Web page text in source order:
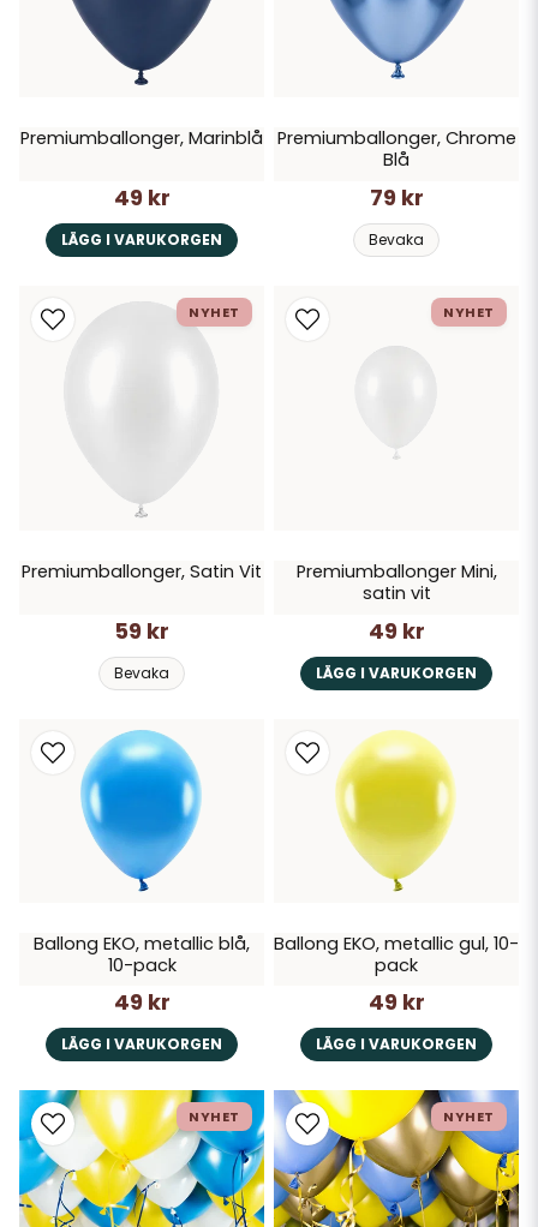
Premiumballonger, Marinblå
49 kr
LÄGG I VARUKORGEN
Premiumballonger, Chrome
Blå
79 kr
Bevaka
Premiumballonger, Satin Vit
59 kr
Bevaka
NYHET
Premiumballonger Mini,
satin vit
49 kr
LÄGG I VARUKORGEN
NYHET
Ballong EKO, metallic blå,
10-pack
49 kr
LÄGG I VARUKORGEN
Ballong EKO, metallic gul, 10-
pack
49 kr
LÄGG I VARUKORGEN
NYHET NYHET